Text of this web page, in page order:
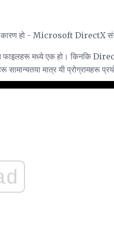
कारण हो - Microsoft DirectX
मध्ये एक हो। किनकि
मात्र यी प्रोग्रामहरू